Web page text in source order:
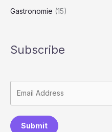
Gastronomie (15)
Subscribe
Submit